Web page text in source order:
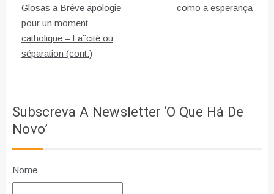
de
artigos
Glosas a Brève apologie
pour un moment
catholique – Laïcité ou
séparation (cont.)
como a esperança
Subscreva A Newsletter ‘O Que Há De
Novo’
Nome